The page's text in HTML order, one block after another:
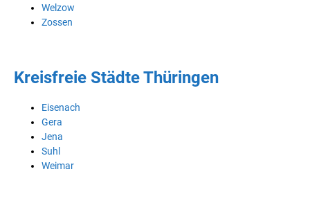
Welzow
Zossen
Kreisfreie Städte Thüringen
Eisenach
Gera
Jena
Suhl
Weimar